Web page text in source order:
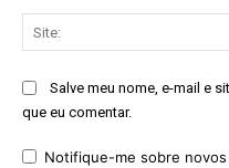
Salve meu nome, e-mail e
que eu comentar.
Notifique-me sobre